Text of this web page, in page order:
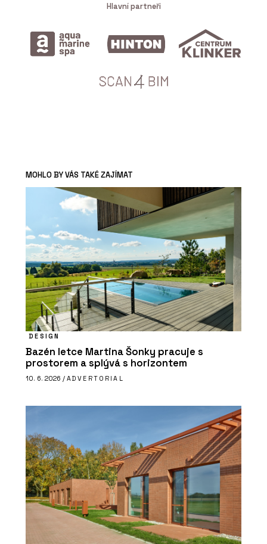
Hlavní partneři
MOHLO BY VÁS TAKÉ ZAJÍMAT
DESIGN
Bazén letce Martina Šonky pracuje s
prostorem a splývá s horizontem
10. 6. 2026 / ADVERTORIAL